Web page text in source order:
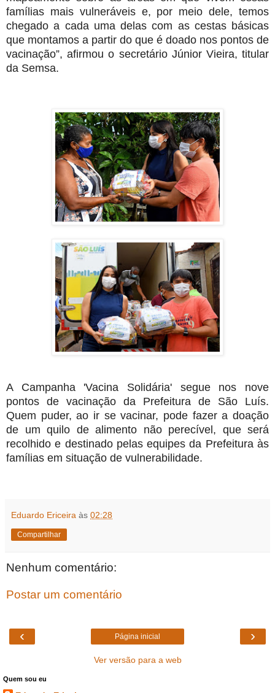
famílias mais vulneráveis e, por meio dele, temos
chegado a cada uma delas com as cestas básicas
que montamos a partir do que é doado nos pontos de
vacinação”, afirmou o secretário Júnior Vieira, titular
da Semsa.
A Campanha 'Vacina Solidária' segue nos nove
pontos de vacinação da Prefeitura de São Luís.
Quem puder, ao ir se vacinar, pode fazer a doação
de um quilo de alimento não perecível, que será
recolhido e destinado pelas equipes da Prefeitura às
famílias em situação de vulnerabilidade.
Eduardo Ericeira às 02:28
Compartilhar
Nenhum comentário:
Postar um comentário
‹ ›
Página inicial
Ver versão para a web
Quem sou eu